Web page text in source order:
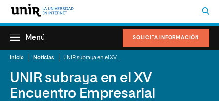
SOLICITA INFORMACIÓN
Menú
Inicio Noticias
UNIR subraya en el XV
Encuentro Empresarial